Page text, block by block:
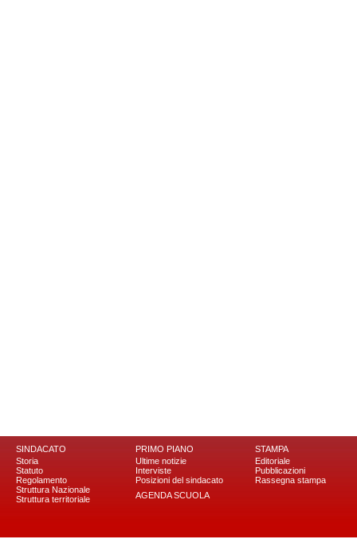
SINDACATO
Storia
Statuto
Regolamento
Struttura Nazionale
Struttura territoriale
PRIMO PIANO
Ultime notizie
Interviste
Posizioni del sindacato
AGENDA SCUOLA
STAMPA
Editoriale
Pubblicazioni
Rassegna stampa